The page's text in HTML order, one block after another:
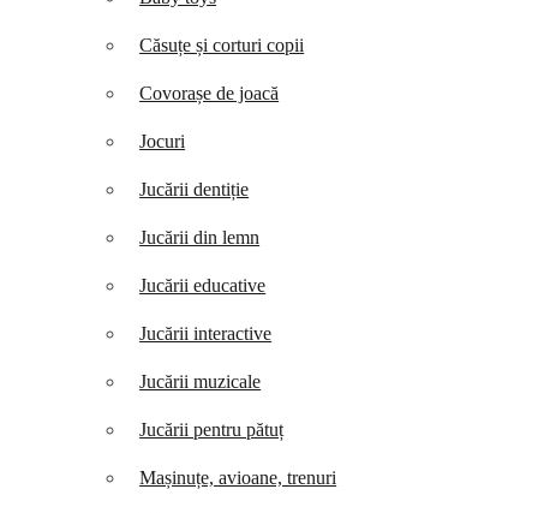
Căsuțe și corturi copii
Covorașe de joacă
Jocuri
Jucării dentiție
Jucării din lemn
Jucării educative
Jucării interactive
Jucării muzicale
Jucării pentru pătuț
Mașinuțe, avioane, trenuri